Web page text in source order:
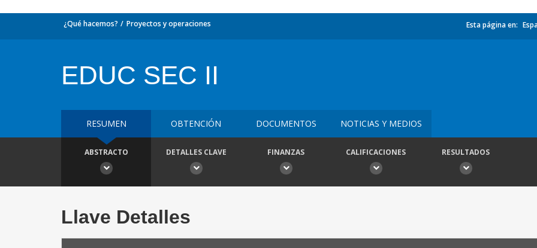
¿Qué hacemos? Proyectos y operaciones Esta página en:
EDUC SEC II
RESUMEN OBTENCIÓN DOCUMENTOS NOTICIAS Y MEDIOS
ABSTRACTO DETALLES CLAVE FINANZAS CALIFICACIONES RESULTADOS
Llave Detalles